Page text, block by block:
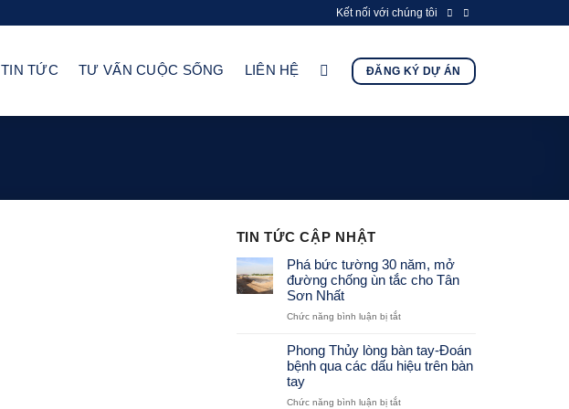
Kết nối với chúng tôi
TIN TỨC TƯ VẤN CUỘC SỐNG LIÊN HỆ ĐĂNG KÝ DỰ ÁN
TIN TỨC CẬP NHẬT
Phá bức tường 30 năm, mở
đường chống ùn tắc cho Tân
Sơn Nhất
Chức năng bình luận bị tắtở
bức
tường
30
mở
Phong Thủy lòng bàn tay-Đoán
bệnh qua các dấu hiệu trên bàn
tay
Chức năng bình luận bị tắtở